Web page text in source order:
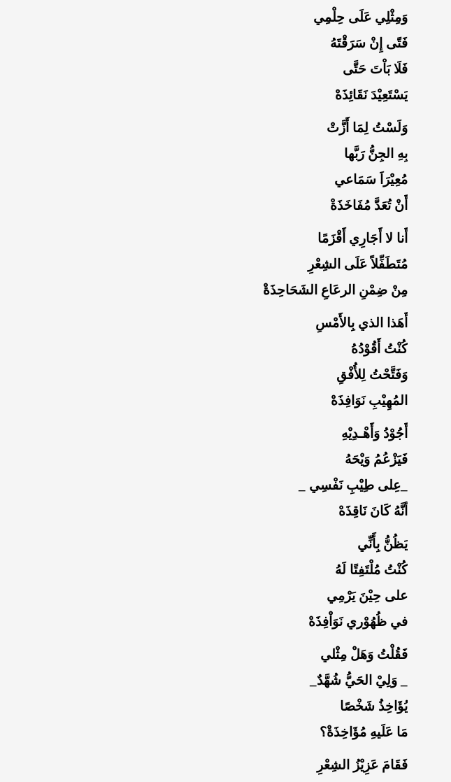
وَمِثْلِي عَلَى حِلْمِي
فَتًى إِنْ سَرَقْتَهُ
فَلَا بَاْتَ حَتَّى
يَسْتَعِيْدَ نَقَائِذَهْ
وَلَسْتُ لِمَا أَزَّتْ
بِهِ الجِنُّ رَبَّها
مُعِيْرَاَ سَمَاعي
أَنْ تُعَدَّ مُفَاخَذَةْ
أَنا لا أَجَارِي أَقْزَمًا
مُتَطَفِّلاً عَلَى الشِعْرِ
مِنْ ضِمْنِ الرعَاعِ الشَحَاحِذَةْ
أَهَذا الذي بِالأَمْسِ
كُنْتُ أَقُوْدُهُ
وَفَتَّحْتُ لِلأُفْقِ
المُهِيْبِ نَوَافِذَهْ
أَجُوْدُ وَأَهْـدِيْهِ
فَيَزْعُمُ وَيْحَهُ
_عِلى طِيْبِ نَفْسِي _
أنَّهُ كَانَ نَاقِذَهْ
يَظُنُّ بِأَنِّي
كُنْتُ مُلْتَفِتًا لَهُ
على حِيْنَ يَرْمِي
في ظُهُوْري نَوَاْفِذَهْ
فَقُلْتُ وَهَلْ مِثْلي
_ وَلِيْ الحَيُّ شُهَّدٌ_
يُؤَاخِذُ شَخْصًا
مَا عَلَيهِ مُؤَاخِذَةْ؟
فَقَامَ عَزِيْزُ الشِعْرِ